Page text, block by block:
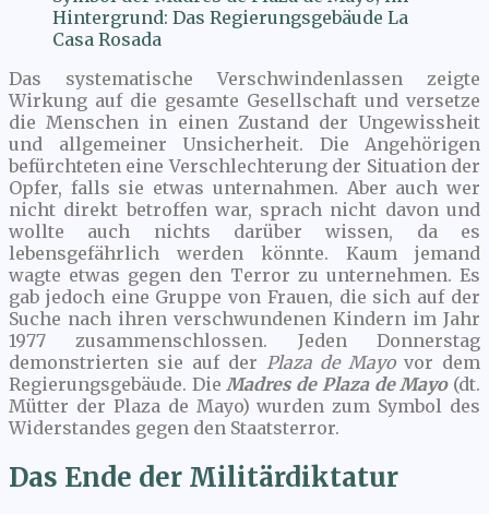
Hintergrund: Das Regierungsgebäude La
Casa Rosada
Das systematische Verschwindenlassen zeigte
Wirkung auf die gesamte Gesellschaft und versetze
die Menschen in einen Zustand der Ungewissheit
und allgemeiner Unsicherheit. Die Angehörigen
befürchteten eine Verschlechterung der Situation der
Opfer, falls sie etwas unternahmen. Aber auch wer
nicht direkt betroffen war, sprach nicht davon und
wollte auch nichts darüber wissen, da es
lebensgefährlich werden könnte. Kaum jemand
wagte etwas gegen den Terror zu unternehmen. Es
gab jedoch eine Gruppe von Frauen, die sich auf der
Suche nach ihren verschwundenen Kindern im Jahr
1977 zusammenschlossen. Jeden Donnerstag
demonstrierten sie auf der Plaza de Mayovor dem
Regierungsgebäude. Die Madres de Plaza de Mayo(dt.
Mütter der Plaza de Mayo) wurden zum Symbol des
Widerstandes gegen den Staatsterror.
Das Ende der Militärdiktatur